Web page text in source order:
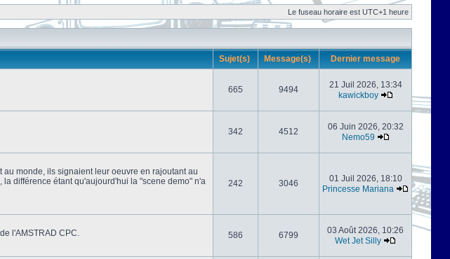
Le fuseau horaire est UTC+1 heure
Sujet(s) Message(s) Dernier message
665 9494
21 Juil 2026, 13:34
kawickboy
342 4512
06 Juin 2026, 20:32
Nemo59
monde, ils signaient leur oeuvre en rajoutant au
différence étant qu'aujourd'hui la "scene demo" n'a
242 3046
01 Juil 2026, 18:10
Princesse Mariana
l'AMSTRAD CPC.
586 6799
03 Août 2026, 10:26
Wet Jet Silly